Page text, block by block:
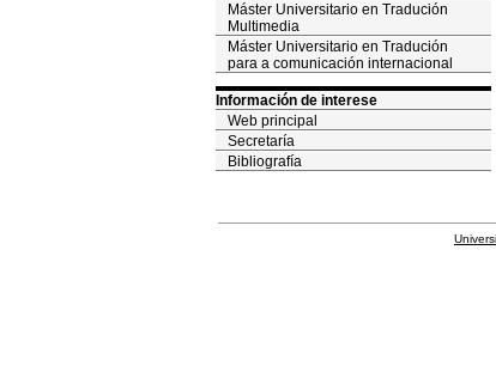
Máster Universitario en Tradución
Multimedia
Máster Universitario en Tradución
para a comunicación internacional
Información de interese
Web principal
Secretaría
Bibliografía